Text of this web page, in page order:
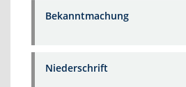
Bekanntmachung
Niederschrift